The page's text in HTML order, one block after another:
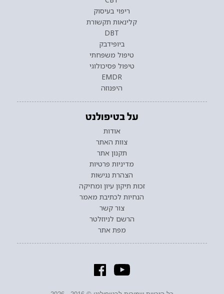
ריפוי בעיסוק
קלינאות תקשורת
DBT
ביופידבק
טיפול משפחתי
טיפול פסיכולוגי
EMDR
היפנוזה
על בטיפולנט
אודות
צוות האתר
תקנון אתר
מדיניות פרטיות
הצהרת נגישות
זכות תיקון עיון ומחיקה
הנחיות לכתיבת מאמר
צור קשר
הרשם לניוזלטר
מפת אתר